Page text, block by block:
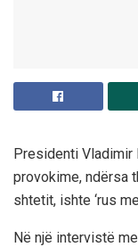
Presidenti Vladimir
provokime, ndërsa
shtetit, ishte ‘rus
Në një intervistë